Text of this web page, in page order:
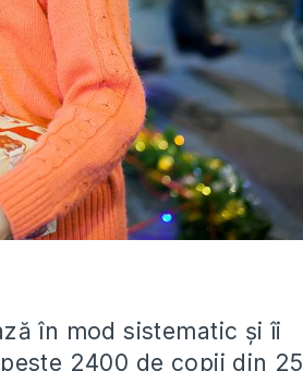
în mod sistematic și îi
2400 de copii din 25